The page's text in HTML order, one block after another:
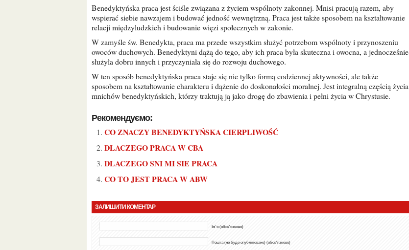
Benedyktyńska praca jest ściśle związana z życiem wspólnoty zakonnej. Mnisi pracują razem, aby
wspierać siebie nawzajem i budować jedność wewnętrzną. Praca jest także sposobem na kształtowanie
relacji międzyludzkich i budowanie więzi społecznych w zakonie.
W zamyśle św. Benedykta, praca ma przede wszystkim służyć potrzebom wspólnoty i przynoszeniu
owoców duchowych. Benedyktyni dążą do tego, aby ich praca była skuteczna i owocna, a jednocześnie
służyła dobru innych i przyczyniała się do rozwoju duchowego.
W ten sposób benedyktyńska praca staje się nie tylko formą codziennej aktywności, ale także
sposobem na kształtowanie charakteru i dążenie do doskonałości moralnej. Jest integralną częścią życia
mnichów benedyktyńskich, którzy traktują ją jako drogę do zbawienia i pełni życia w Chrystusie.
Рекомендуємо:
CO ZNACZY BENEDYKTYŃSKA CIERPLIWOŚĆ
DLACZEGO PRACA W CBA
DLACZEGO SNI MI SIE PRACA
CO TO JEST PRACA W ABW
ЗАЛИШИТИ КОМЕНТАР
Ім'я (обов'язково)
Пошта (не буде опубліковано) (обов'язково)